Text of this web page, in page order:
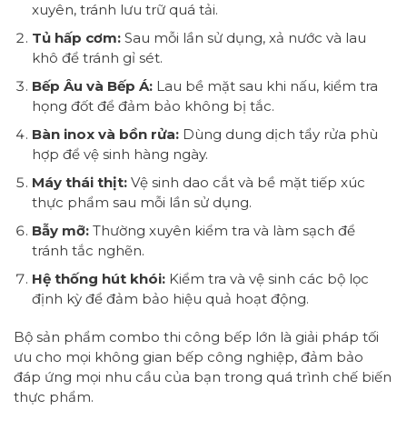
xuyên, tránh lưu trữ quá tải.
Tủ hấp cơm:Sau mỗi lần sử dụng, xả nước và lau
khô để tránh gỉ sét.
Bếp Âu và Bếp Á:Lau bề mặt sau khi nấu, kiểm tra
họng đốt để đảm bảo không bị tắc.
Bàn inox và bồn rửa:Dùng dung dịch tẩy rửa phù
hợp để vệ sinh hàng ngày.
Máy thái thịt:Vệ sinh dao cắt và bề mặt tiếp xúc
thực phẩm sau mỗi lần sử dụng.
Bẫy mỡ:Thường xuyên kiểm tra và làm sạch để
tránh tắc nghẽn.
Hệ thống hút khói:Kiểm tra và vệ sinh các bộ lọc
định kỳ để đảm bảo hiệu quả hoạt động.
Bộ sản phẩm combo thi công bếp lớn là giải pháp tối
ưu cho mọi không gian bếp công nghiệp, đảm bảo
đáp ứng mọi nhu cầu của bạn trong quá trình chế biến
thực phẩm.